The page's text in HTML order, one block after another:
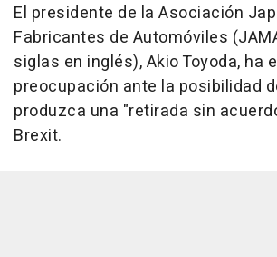
El presidente de la Asociación
Fabricantes de Automóviles
siglas en inglés), Akio Toyoda, ha
preocupación ante la posibilidad
produzca una "retirada sin
Brexit.